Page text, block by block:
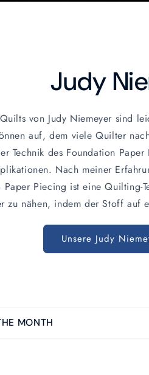
Judy
von Judy Niemeyer sind
auf, dem viele Quilter
Technik des Foundation
Nach meiner
Paper Piecing ist eine
zu nähen, indem der Stoff auf
Unsere Judy
MONTH